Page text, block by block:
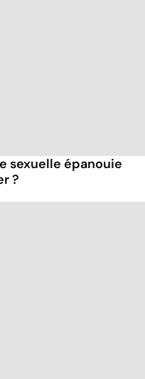
sexuelle épanouie
?